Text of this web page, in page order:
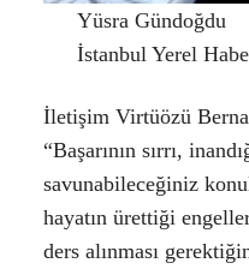
Yüsra Gündoğdu
İstanbul Yerel
İletişim Virtüözü
“Başarının sırrı,
savunabileceğiniz
hayatın ürettiği
ders alınması